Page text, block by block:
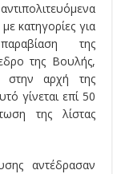
κατηγορίες για
της
της Βουλής,
στην αρχή της
γίνεται επί 50
της λίστας
αντέδρασαν